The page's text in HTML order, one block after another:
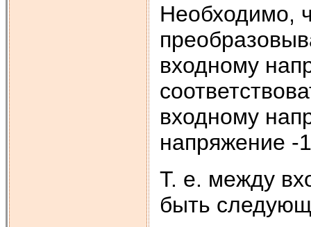
Необходимо,
входному
входному
напряжение -
Т. е. между
быть